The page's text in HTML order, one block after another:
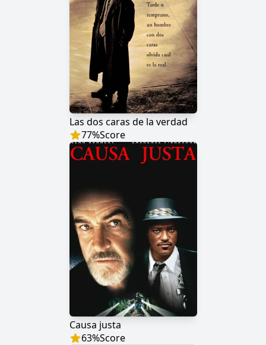
Las dos caras de la verdad
77%Score
Causa justa
63%Score